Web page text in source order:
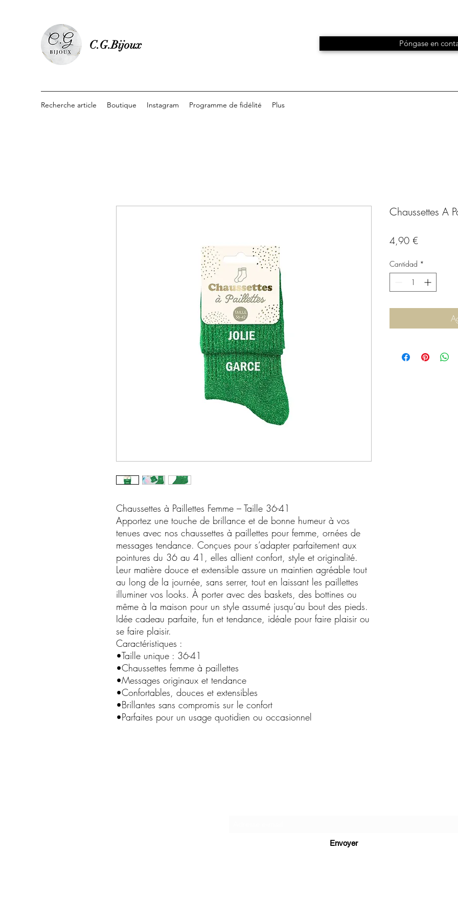
C.G.Bijoux Póngase en
Recherche article Boutique Instagram Programme de fidélité Plus
Chaussettes à Paillettes Femme – Taille 36-41
Apportez une touche de brillance et de bonne humeur à vos
tenues avec nos chaussettes à paillettes pour femme, ornées de
messages tendance. Conçues pour s’adapter parfaitement aux
pointures du 36 au 41, elles allient confort, style et originalité.
Leur matière douce et extensible assure un maintien agréable tout
au long de la journée, sans serrer, tout en laissant les paillettes
illuminer vos looks. À porter avec des baskets, des bottines ou
même à la maison pour un style assumé jusqu’au bout des pieds.
Idée cadeau parfaite, fun et tendance, idéale pour faire plaisir ou
se faire plaisir.
Caractéristiques :
•Taille unique : 36-41
•Chaussettes femme à paillettes
•Messages originaux et tendance
•Confortables, douces et extensibles
•Brillantes sans compromis sur le confort
•Parfaites pour un usage quotidien ou occasionnel
Chaussettes A
4,90 €
Cantidad *
Envoyer